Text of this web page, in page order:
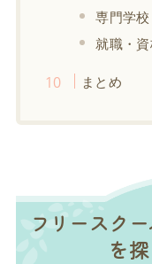
専門学
就職・
まとめ
フリースク
を